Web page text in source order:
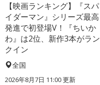
【映画ランキング】『スパ
イダーマン』シリーズ最高
発進で初登場V！『ちいか
わ』は2位、新作3本がラン
クイン
全国
2026年8月7日 11:00更新